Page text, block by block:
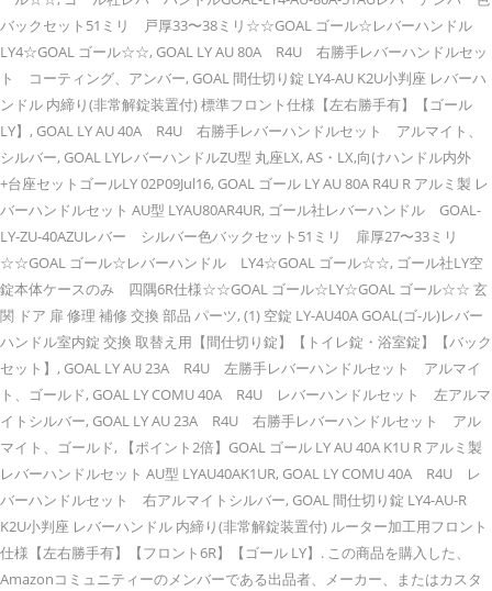
バックセット51ミリ 戸厚33〜38ミリ☆☆GOAL ゴール☆レバーハンドル
LY4☆GOAL ゴール☆☆, GOAL LY AU 80A R4U 右勝手レバーハンドルセッ
ト コーティング、アンバー, GOAL 間仕切り錠 LY4-AU K2U小判座 レバーハ
ンドル 内締り(非常解錠装置付) 標準フロント仕様【左右勝手有】【ゴール
LY】, GOAL LY AU 40A R4U 右勝手レバーハンドルセット アルマイト、
シルバー, GOAL LYレバーハンドルZU型 丸座LX, AS・LX,向けハンドル内外
+台座セットゴールLY 02P09Jul16, GOAL ゴール LY AU 80A R4U R アルミ製 レ
バーハンドルセット AU型 LYAU80AR4UR, ゴール社レバーハンドル GOAL-
LY-ZU-40AZUレバー シルバー色バックセット51ミリ 扉厚27〜33ミリ
☆☆GOAL ゴール☆レバーハンドル LY4☆GOAL ゴール☆☆, ゴール社LY空
錠本体ケースのみ 四隅6R仕様☆☆GOAL ゴール☆LY☆GOAL ゴール☆☆ 玄
関 ドア 扉 修理 補修 交換 部品 パーツ, (1) 空錠 LY-AU40A GOAL(ゴ-ル)レバー
ハンドル室内錠 交換 取替え用【間仕切り錠】【トイレ錠・浴室錠】【バック
セット】, GOAL LY AU 23A R4U 左勝手レバーハンドルセット アルマイ
ト、ゴールド, GOAL LY COMU 40A R4U レバーハンドルセット 左アルマ
イトシルバー, GOAL LY AU 23A R4U 右勝手レバーハンドルセット アル
マイト、ゴールド, 【ポイント2倍】GOAL ゴール LY AU 40A K1U R アルミ製
レバーハンドルセット AU型 LYAU40AK1UR, GOAL LY COMU 40A R4U レ
バーハンドルセット 右アルマイトシルバー, GOAL 間仕切り錠 LY4-AU-R
K2U小判座 レバーハンドル 内締り(非常解錠装置付) ルーター加工用フロント
仕様【左右勝手有】【フロント6R】【ゴール LY】. この商品を購入した、
Amazonコミュニティーのメンバーである出品者、メーカー、またはカスタ